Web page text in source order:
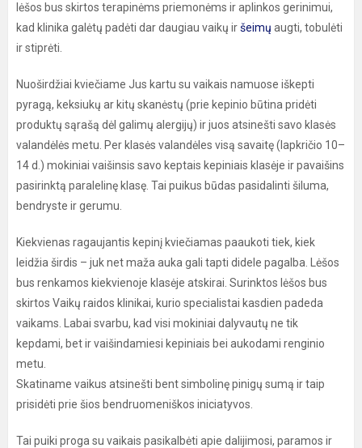
lėšos bus skirtos terapinėms priemonėms ir aplinkos gerinimui,
kad klinika galėtų padėti dar daugiau vaikų iršeimų augti, tobulėti
ir stiprėti.
Nuoširdžiai kviečiame Jus kartu su vaikais namuose iškepti
pyragą, keksiukų ar kitų skanėstų (prie kepinio būtina pridėti
produktų sąrašą dėl galimų alergijų) ir juos atsinešti savo klasės
valandėlės metu. Per klasės valandėles visą savaitę (lapkričio 10–
14 d.) mokiniai vaišinsis savo keptais kepiniais klasėje ir pavaišins
pasirinktą paralelinę klasę. Tai puikus būdas pasidalinti šiluma,
bendryste ir gerumu.
Kiekvienas ragaujantis kepinį kviečiamas paaukoti tiek, kiek
leidžia širdis – juk net maža auka gali tapti didele pagalba. Lėšos
bus renkamos kiekvienoje klasėje atskirai. Surinktos lėšos bus
skirtos Vaikų raidos klinikai, kurio specialistai kasdien padeda
vaikams. Labai svarbu, kad visi mokiniai dalyvautų ne tik
kepdami, bet ir vaišindamiesi kepiniais bei aukodami renginio
metu.
Skatiname vaikus atsinešti bent simbolinę pinigų sumą ir taip
prisidėti prie šios bendruomeniškos iniciatyvos.
Tai puiki proga su vaikais pasikalbėti apie dalijimosi, paramos ir